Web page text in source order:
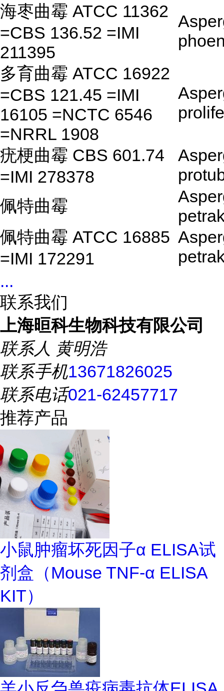
海枣曲霉 ATCC 11362
=CBS 136.52 =IMI
211395
多育曲霉 ATCC 16922
=CBS 121.45 =IMI
16105 =NCTC 6546
=NRRL 1908
疣梗曲霉 CBS 601.74
=IMI 278378
佩特曲霉
佩特曲霉 ATCC 16885
=IMI 172291
...
联系我们
上海晅科生物科技有限公司
联系人 黄明浩
联系手机13671826025
联系电话021-62457717
推荐产品
小鼠肿瘤坏死因子α ELISA试
剂盒（Mouse TNF-α ELISA
KIT）